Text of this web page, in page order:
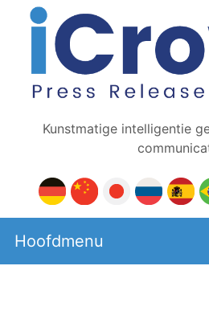
Kunstmatige intelligentie
Hoofdmenu